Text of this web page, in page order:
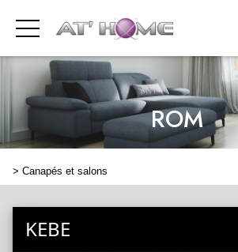
ROM
> Canapés et salons
KEBE